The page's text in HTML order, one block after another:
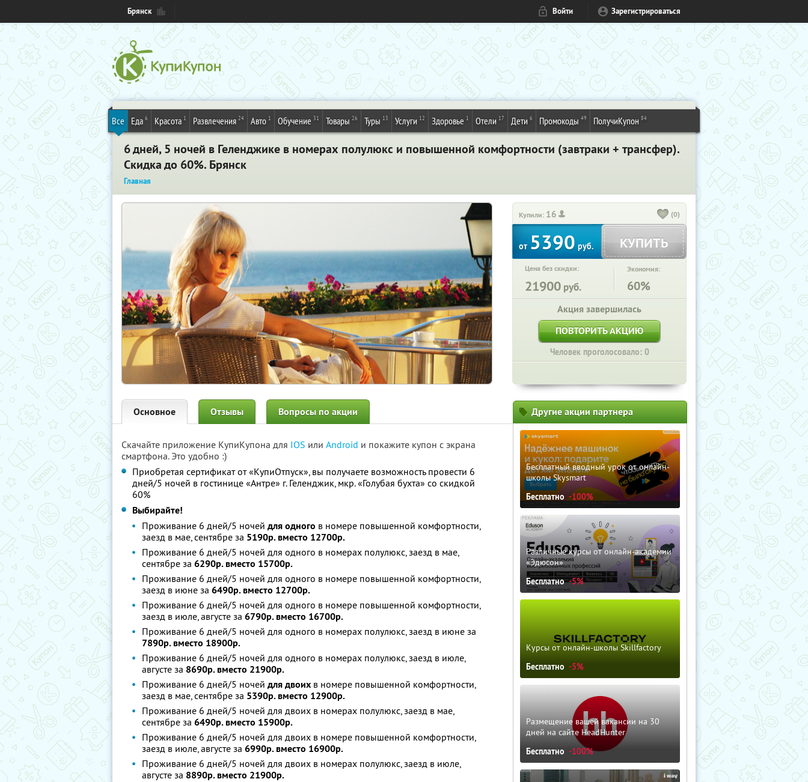
Брянск Войти Зарегистрироваться
Все Еда 6 Красота 1 Развлечения 24 Авто 1 Обучение 31 Товары 26 Туры 13 Услуги 12 Здоровье 1 Отели 17 Дети 6 Промокоды 49 ПолучиКупон 84
6 дней, 5 ночей в Геленджике в номерах полулюкс и повышенной комфортности (завтраки + трансфер).
Скидка до 60%. Брянск
Главная
Купили: 16 (0)
от 5390 руб. КУПИТЬ
Цена без скидки:
21900 руб.
Экономия:
60%
Акция завершилась
ПОВТОРИТЬ АКЦИЮ
Человек проголосовало: 0
Основное Отзывы Вопросы по акции
Скачайте приложение КупиКупона для IOS или Android и покажите купон с экрана
смартфона. Это удобно :)
Приобретая сертификат от «КупиОтпуск», вы получаете возможность провести 6
дней/5 ночей в гостинице «Антре» г. Геленджик, мкр. «Голубая бухта» со скидкой
60%
Выбирайте!
Проживание 6 дней/5 ночей для одного в номере повышенной комфортности,
заезд в мае, сентябре за 5190р. вместо 12700р.
Проживание 6 дней/5 ночей для одного в номерах полулюкс, заезд в мае,
сентябре за 6290р. вместо 15700р.
Проживание 6 дней/5 ночей для одного в номере повышенной комфортности,
заезд в июне за 6490р. вместо 12700р.
Проживание 6 дней/5 ночей для одного в номере повышенной комфортности,
заезд в июле, августе за 6790р. вместо 16700р.
Проживание 6 дней/5 ночей для одного в номерах полулюкс, заезд в июне за
7890р. вместо 18900р.
Проживание 6 дней/5 ночей для одного в номерах полулюкс, заезд в июле,
августе за 8690р. вместо 21900р.
Проживание 6 дней/5 ночей для двоих в номере повышенной комфортности,
заезд в мае, сентябре за 5390р. вместо 12900р.
Проживание 6 дней/5 ночей для двоих в номерах полулюкс, заезд в мае,
сентябре за 6490р. вместо 15900р.
Проживание 6 дней/5 ночей для двоих в номере повышенной комфортности,
заезд в июле, августе за 6990р. вместо 16900р.
Проживание 6 дней/5 ночей для двоих в номерах полулюкс, заезд в июле,
августе за 8890р. вместо 21900р.
Другие акции партнера
Бесплатный вводный урок от онлайн-
школы Skysmart
Бесплатно -100%
Различные курсы от онлайн-академии
«Эдюсон»
Бесплатно -5%
Курсы от онлайн-школы Skillfactory
Бесплатно -5%
Размещение вашей вакансии на 30
дней на сайте HeadHunter
Бесплатно -100%